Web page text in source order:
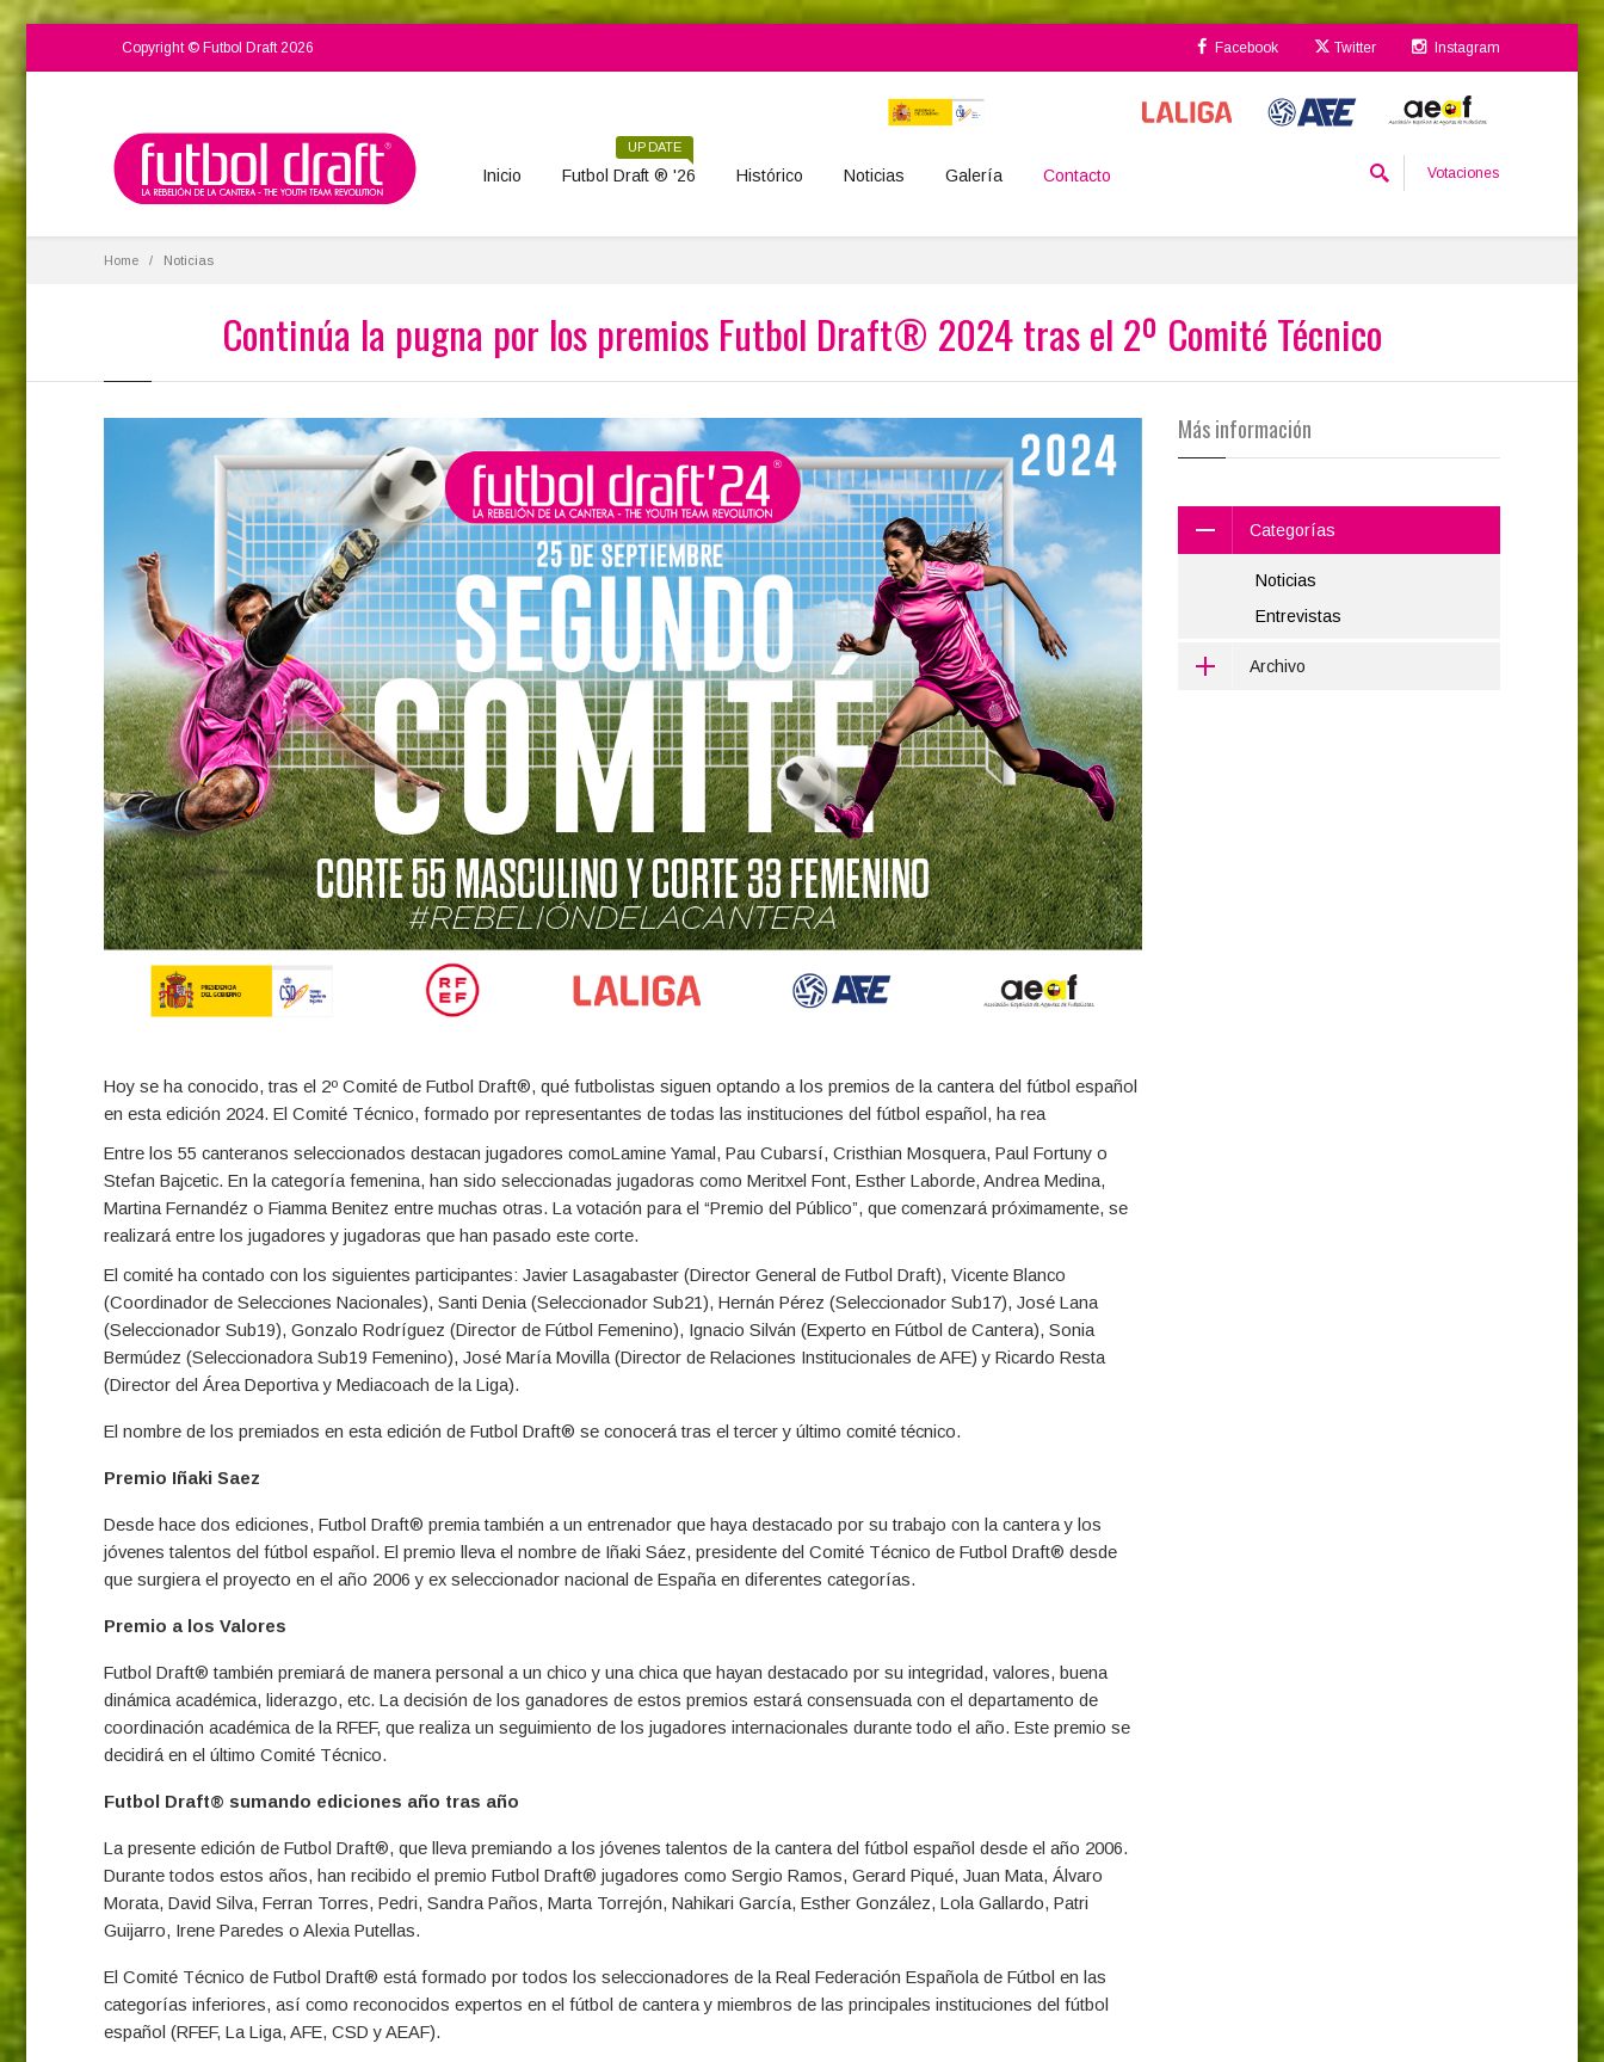
Copyright © Futbol Draft 2026 Facebook Twitter Instagram
Votaciones
Inicio Futbol Draft ® '26
UPDATE
Histórico Noticias Galería Contacto
Home Noticias
Continúa la pugna por los premios Futbol Draft® 2024 tras el 2º Comité Técnico
Hoy se ha conocido, tras el 2º Comité de Futbol Draft®, qué futbolistas siguen optando a los premios de la cantera del fútbol español
en esta edición 2024. El Comité Técnico, formado por representantes de todas las instituciones del fútbol español, ha rea
Entre los 55 canteranos seleccionados destacan jugadores comoLamine Yamal, Pau Cubarsí, Cristhian Mosquera, Paul Fortuny o
Stefan Bajcetic. En la categoría femenina, han sido seleccionadas jugadoras como Meritxel Font, Esther Laborde, Andrea Medina,
Martina Fernandéz o Fiamma Benitez entre muchas otras. La votación para el “Premio del Público”, que comenzará próximamente, se
realizará entre los jugadores y jugadoras que han pasado este corte.
El comité ha contado con los siguientes participantes: Javier Lasagabaster (Director General de Futbol Draft), Vicente Blanco
(Coordinador de Selecciones Nacionales), Santi Denia (Seleccionador Sub21), Hernán Pérez (Seleccionador Sub17), José Lana
(Seleccionador Sub19), Gonzalo Rodríguez (Director de Fútbol Femenino), Ignacio Silván (Experto en Fútbol de Cantera), Sonia
Bermúdez (Seleccionadora Sub19 Femenino), José María Movilla (Director de Relaciones Institucionales de AFE) y Ricardo Resta
(Director del Área Deportiva y Mediacoach de la Liga).
El nombre de los premiados en esta edición de Futbol Draft® se conocerá tras el tercer y último comité técnico.
Premio Iñaki Saez
Desde hace dos ediciones, Futbol Draft® premia también a un entrenador que haya destacado por su trabajo con la cantera y los
jóvenes talentos del fútbol español. El premio lleva el nombre de Iñaki Sáez, presidente del Comité Técnico de Futbol Draft® desde
que surgiera el proyecto en el año 2006 y ex seleccionador nacional de España en diferentes categorías.
Premio a los Valores
Futbol Draft® también premiará de manera personal a un chico y una chica que hayan destacado por su integridad, valores, buena
dinámica académica, liderazgo, etc. La decisión de los ganadores de estos premios estará consensuada con el departamento de
coordinación académica de la RFEF, que realiza un seguimiento de los jugadores internacionales durante todo el año. Este premio se
decidirá en el último Comité Técnico.
Futbol Draft® sumando ediciones año tras año
La presente edición de Futbol Draft®, que lleva premiando a los jóvenes talentos de la cantera del fútbol español desde el año 2006.
Durante todos estos años, han recibido el premio Futbol Draft® jugadores como Sergio Ramos, Gerard Piqué, Juan Mata, Álvaro
Morata, David Silva, Ferran Torres, Pedri, Sandra Paños, Marta Torrejón, Nahikari García, Esther González, Lola Gallardo, Patri
Guijarro, Irene Paredes o Alexia Putellas.
El Comité Técnico de Futbol Draft® está formado por todos los seleccionadores de la Real Federación Española de Fútbol en las
categorías inferiores, así como reconocidos expertos en el fútbol de cantera y miembros de las principales instituciones del fútbol
español (RFEF, La Liga, AFE, CSD y AEAF).
Más información
Categorías
Noticias
Entrevistas
Archivo